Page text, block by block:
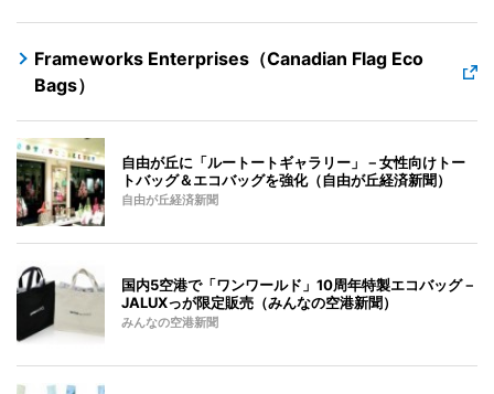
Frameworks Enterprises（Canadian Flag Eco
Bags）
自由が丘に「ルートートギャラリー」－女性向けトー
トバッグ＆エコバッグを強化（自由が丘経済新聞）
自由が丘経済新聞
国内5空港で「ワンワールド」10周年特製エコバッグ－
JALUXっが限定販売（みんなの空港新聞）
みんなの空港新聞